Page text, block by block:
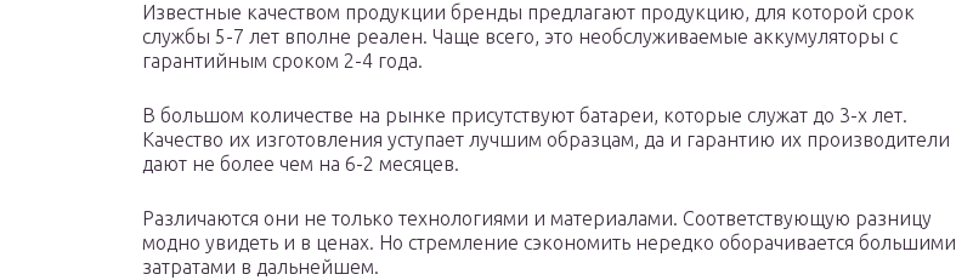
Известные качеством продукции бренды предлагают продукцию, для которой срок
службы 5-7 лет вполне реален. Чаще всего, это необслуживаемые аккумуляторы с
гарантийным сроком 2-4 года.
В большом количестве на рынке присутствуют батареи, которые служат до 3-х лет.
Качество их изготовления уступает лучшим образцам, да и гарантию их производители
дают не более чем на 6-2 месяцев.
Различаются они не только технологиями и материалами. Соответствующую разницу
модно увидеть и в ценах. Но стремление сэкономить нередко оборачивается большими
затратами в дальнейшем.